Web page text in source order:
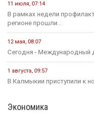
11 июля, 07:14
В рамках недели
регионе прошли...
12 мая, 08:07
Сегодня - Международный
1 августа, 09:57
В Калмыкии приступили к
Экономика